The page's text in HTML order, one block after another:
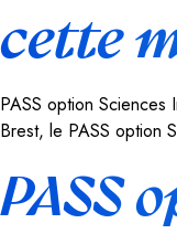
cette
PASS option
Brest, le PASS option
PASS